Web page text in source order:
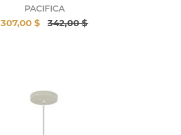
PACIFICA
307,00 $ 342,00 $